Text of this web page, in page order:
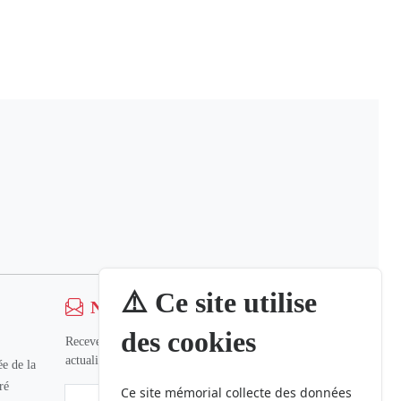
⚠️ Ce site utilise
des cookies
Ce site mémorial collecte des données
de la
Newsletter
Recevez nos dernières informations et
actualités.